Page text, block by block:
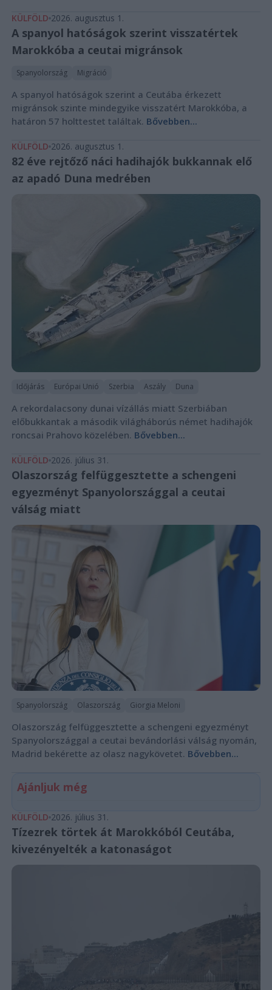
KÜLFÖLD 2026. augusztus 1.
A spanyol hatóságok szerint visszatértek
Marokkóba a ceutai migránsok
Spanyolország Migráció
A spanyol hatóságok szerint a Ceutába érkezett
migránsok szinte mindegyike visszatért Marokkóba, a
határon 57 holttestet találtak. Bővebben...
KÜLFÖLD 2026. augusztus 1.
82 éve rejtőző náci hadihajók bukkannak elő
az apadó Duna medrében
Időjárás Európai Unió Szerbia Aszály Duna
A rekordalacsony dunai vízállás miatt Szerbiában
előbukkantak a második világháborús német hadihajók
roncsai Prahovo közelében. Bővebben...
KÜLFÖLD 2026. július 31.
Olaszország felfüggesztette a schengeni
egyezményt Spanyolországgal a ceutai
válság miatt
Spanyolország Olaszország Giorgia Meloni
Olaszország felfüggesztette a schengeni egyezményt
Spanyolországgal a ceutai bevándorlási válság nyomán,
Madrid bekérette az olasz nagykövetet. Bővebben...
Ajánljuk még
KÜLFÖLD 2026. július 31.
Tízezrek törtek át Marokkóból Ceutába,
kivezényelték a katonaságot